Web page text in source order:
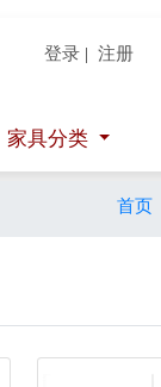
登录 |注册
家具分类
首页